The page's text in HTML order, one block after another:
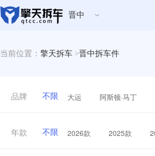
晋中
当前位置： 擎天拆车 >晋中拆车件
品牌 不限 大运 阿斯顿·马丁
年款 不限 2026款 2025款